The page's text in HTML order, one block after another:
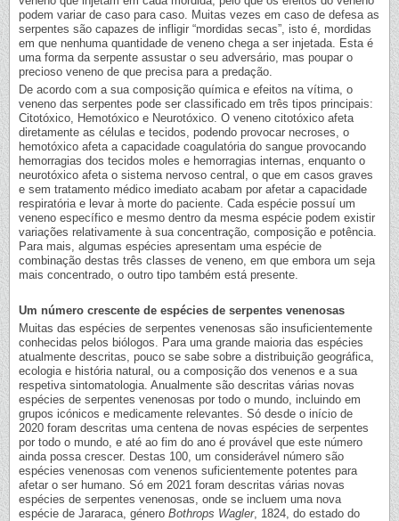
podem variar de caso para caso. Muitas vezes em caso de defesa as
serpentes são capazes de infligir “mordidas secas”, isto é, mordidas
em que nenhuma quantidade de veneno chega a ser injetada. Esta é
uma forma da serpente assustar o seu adversário, mas poupar o
precioso veneno de que precisa para a predação.
De acordo com a sua composição química e efeitos na vítima, o
veneno das serpentes pode ser classificado em três tipos principais:
Citotóxico, Hemotóxico e Neurotóxico. O veneno citotóxico afeta
diretamente as células e tecidos, podendo provocar necroses, o
hemotóxico afeta a capacidade coagulatória do sangue provocando
hemorragias dos tecidos moles e hemorragias internas, enquanto o
neurotóxico afeta o sistema nervoso central, o que em casos graves
e sem tratamento médico imediato acabam por afetar a capacidade
respiratória e levar à morte do paciente. Cada espécie possuí um
veneno específico e mesmo dentro da mesma espécie podem existir
variações relativamente à sua concentração, composição e potência.
Para mais, algumas espécies apresentam uma espécie de
combinação destas três classes de veneno, em que embora um seja
mais concentrado, o outro tipo também está presente.
Um número crescente de espécies de serpentes venenosas
Muitas das espécies de serpentes venenosas são insuficientemente
conhecidas pelos biólogos. Para uma grande maioria das espécies
atualmente descritas, pouco se sabe sobre a distribuição geográfica,
ecologia e história natural, ou a composição dos venenos e a sua
respetiva sintomatologia. Anualmente são descritas várias novas
espécies de serpentes venenosas por todo o mundo, incluindo em
grupos icónicos e medicamente relevantes. Só desde o início de
2020 foram descritas uma centena de novas espécies de serpentes
por todo o mundo, e até ao fim do ano é provável que este número
ainda possa crescer. Destas 100, um considerável número são
espécies venenosas com venenos suficientemente potentes para
afetar o ser humano. Só em 2021 foram descritas várias novas
espécies de serpentes venenosas, onde se incluem uma nova
espécie de Jararaca, género Bothrops Wagler, 1824, do estado do